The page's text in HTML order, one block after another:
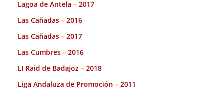
Lagoa de Antela – 2017
Las Cañadas – 2016
Las Cañadas – 2017
Las Cumbres – 2016
LI Raid de Badajoz – 2018
Liga Andaluza de Promoción – 2011